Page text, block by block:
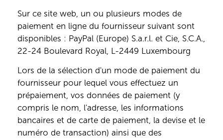
Sur ce site web, un ou plusieurs modes de
paiement en ligne du fournisseur suivant sont
disponibles : PayPal (Europe) S.a.r.l. et Cie, S.C.A.,
22-24 Boulevard Royal, L-2449 Luxembourg
Lors de la sélection d'un mode de paiement du
fournisseur pour lequel vous effectuez un
prépaiement, vos données de paiement (y
compris le nom, l'adresse, les informations
bancaires et de carte de paiement, la devise et le
numéro de transaction) ainsi que des